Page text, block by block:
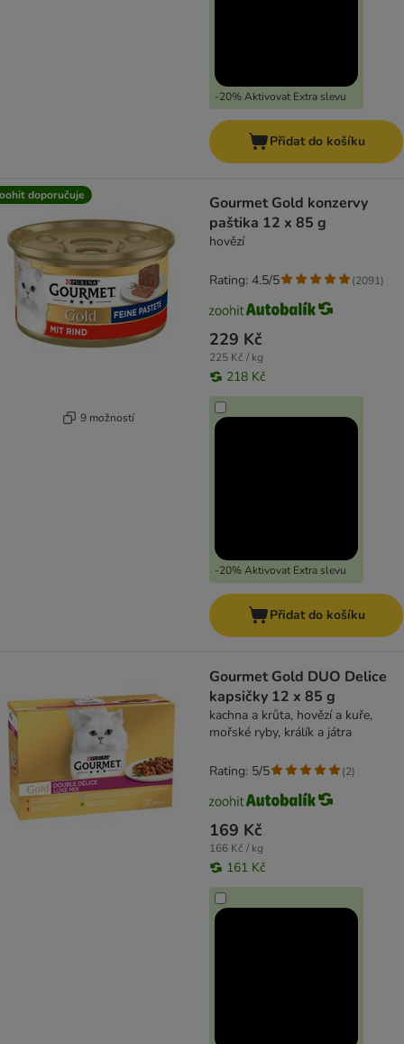
-20% Aktivovat Extra slevu
Přidat do košíku
doporučuje
9 možností
Gourmet Gold konzervy
paštika 12 x 85 g
hovězí
229 Kč
225 Kč / kg
218 Kč
-20% Aktivovat Extra slevu
Rating: 4.5/5 (2091)
Přidat do košíku
Gourmet Gold DUO Delice
kapsičky 12 x 85 g
kachna a krůta, hovězí a kuře,
mořské ryby, králík a játra
169 Kč
166 Kč / kg
161 Kč
Rating: 5/5 (2)